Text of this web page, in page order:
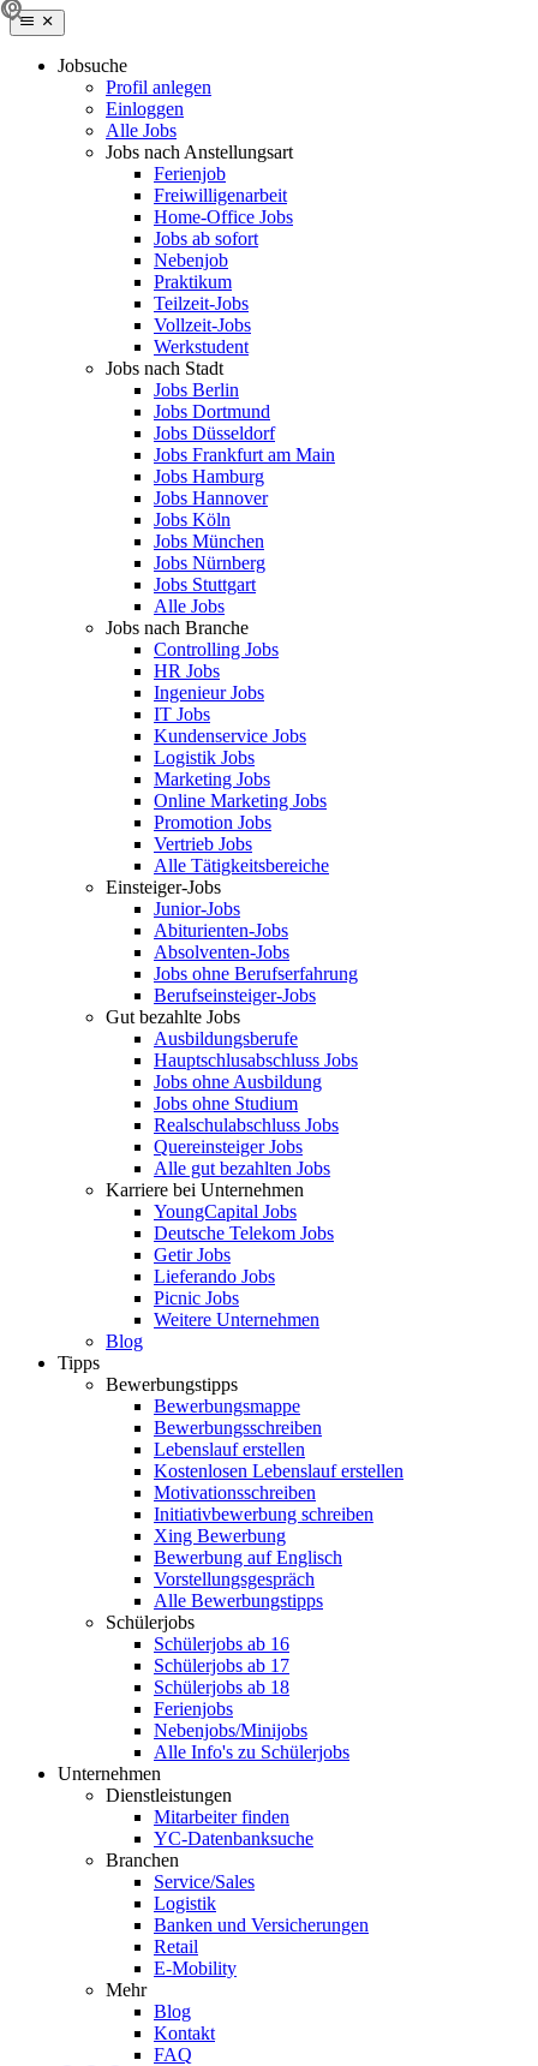
Jobsuche
Profil anlegen
Einloggen
Alle Jobs
Jobs nach Anstellungsart
Ferienjob
Freiwilligenarbeit
Home-Office Jobs
Jobs ab sofort
Nebenjob
Praktikum
Teilzeit-Jobs
Vollzeit-Jobs
Werkstudent
Jobs nach Stadt
Jobs Berlin
Jobs Dortmund
Jobs Düsseldorf
Jobs Frankfurt am Main
Jobs Hamburg
Jobs Hannover
Jobs Köln
Jobs München
Jobs Nürnberg
Jobs Stuttgart
Alle Jobs
Jobs nach Branche
Controlling Jobs
HR Jobs
Ingenieur Jobs
IT Jobs
Kundenservice Jobs
Logistik Jobs
Marketing Jobs
Online Marketing Jobs
Promotion Jobs
Vertrieb Jobs
Alle Tätigkeitsbereiche
Einsteiger-Jobs
Junior-Jobs
Abiturienten-Jobs
Absolventen-Jobs
Jobs ohne Berufserfahrung
Berufseinsteiger-Jobs
Gut bezahlte Jobs
Ausbildungsberufe
Hauptschlusabschluss Jobs
Jobs ohne Ausbildung
Jobs ohne Studium
Realschulabschluss Jobs
Quereinsteiger Jobs
Alle gut bezahlten Jobs
Karriere bei Unternehmen
YoungCapital Jobs
Deutsche Telekom Jobs
Getir Jobs
Lieferando Jobs
Picnic Jobs
Weitere Unternehmen
Blog
Tipps
Bewerbungstipps
Bewerbungsmappe
Bewerbungsschreiben
Lebenslauf erstellen
Kostenlosen Lebenslauf erstellen
Motivationsschreiben
Initiativbewerbung schreiben
Xing Bewerbung
Bewerbung auf Englisch
Vorstellungsgespräch
Alle Bewerbungstipps
Schülerjobs
Schülerjobs ab 16
Schülerjobs ab 17
Schülerjobs ab 18
Ferienjobs
Nebenjobs/Minijobs
Alle Info's zu Schülerjobs
Unternehmen
Dienstleistungen
Mitarbeiter finden
YC-Datenbanksuche
Branchen
Service/Sales
Logistik
Banken und Versicherungen
Retail
E-Mobility
Mehr
Blog
Kontakt
FAQ